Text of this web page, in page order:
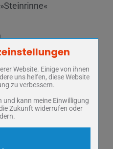
– 16 Uhr
Cookies / Drittanbieter:
Cookie
Website
fe_typo_user
Entscheidungscookie
Website. Einige von ihnen
uns helfen, diese Website
zu verbessern.
kann meine Einwilligung
Zukunft widerrufen oder